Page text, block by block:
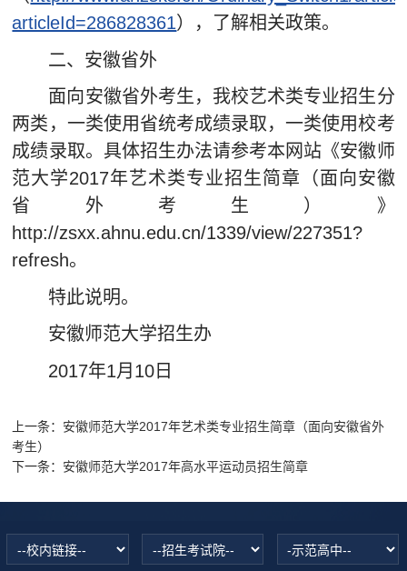
articleId=286828361），了解相关政策。
二、安徽省外
面向安徽省外考生，我校艺术类专业招生分
两类，一类使用省统考成绩录取，一类使用校考
成绩录取。具体招生办法请参考本网站《安徽师
范大学2017年艺术类专业招生简章（面向安徽
省外考生）》
http://zsxx.ahnu.edu.cn/1339/view/227351?
refresh。
特此说明。
安徽师范大学招生办
2017年1月10日
上一条： 安徽师范大学2017年艺术类专业招生简章（面向安徽省外
考生）
下一条： 安徽师范大学2017年高水平运动员招生简章